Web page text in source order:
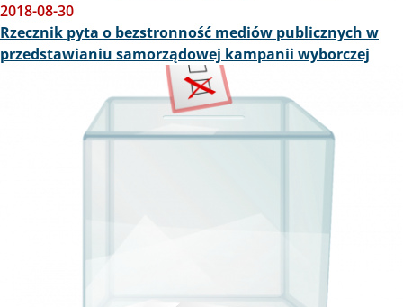
2018-08-30
Rzecznik pyta o bezstronność mediów publicznych w
przedstawianiu samorządowej kampanii wyborczej